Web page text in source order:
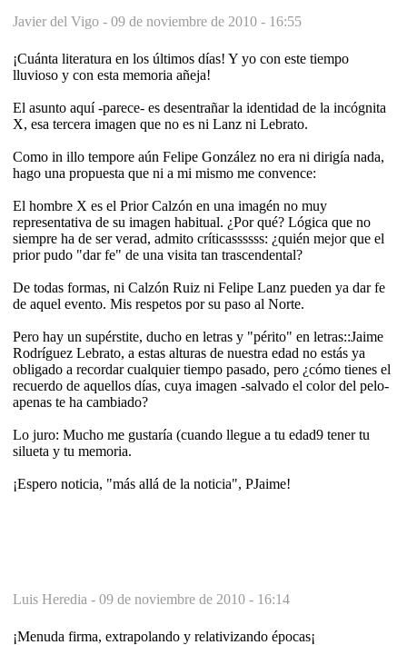
Javier del Vigo - 09 de noviembre de 2010 - 16:55
¡Cuánta literatura en los últimos días! Y yo con este tiempo
lluvioso y con esta memoria añeja!
El asunto aquí -parece- es desentrañar la identidad de la incógnita
X, esa tercera imagen que no es ni Lanz ni Lebrato.
Como in illo tempore aún Felipe González no era ni dirigía nada,
hago una propuesta que ni a mi mismo me convence:
El hombre X es el Prior Calzón en una imagén no muy
representativa de su imagen habitual. ¿Por qué? Lógica que no
siempre ha de ser verad, admito críticassssss: ¿quién mejor que el
prior pudo "dar fe" de una visita tan trascendental?
De todas formas, ni Calzón Ruiz ni Felipe Lanz pueden ya dar fe
de aquel evento. Mis respetos por su paso al Norte.
Pero hay un supérstite, ducho en letras y "périto" en letras::Jaime
Rodríguez Lebrato, a estas alturas de nuestra edad no estás ya
obligado a recordar cualquier tiempo pasado, pero ¿cómo tienes el
recuerdo de aquellos días, cuya imagen -salvado el color del pelo-
apenas te ha cambiado?
Lo juro: Mucho me gustaría (cuando llegue a tu edad9 tener tu
silueta y tu memoria.
¡Espero noticia, "más allá de la noticia", PJaime!
Luis Heredia - 09 de noviembre de 2010 - 16:14
¡Menuda firma, extrapolando y relativizando épocas¡